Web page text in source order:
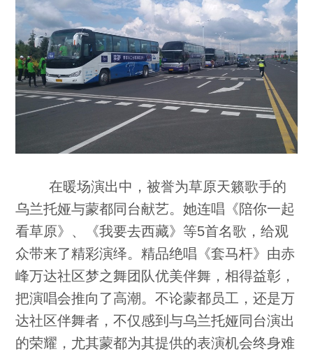
在暖场演出中，被誉为草原天籁歌手的
乌兰托娅与蒙都同台献艺。她连唱《陪你一起
看草原》、《我要去西藏》等5首名歌，给观
众带来了精彩演绎。精品绝唱《套马杆》由赤
峰万达社区梦之舞团队优美伴舞，相得益彰，
把演唱会推向了高潮。不论蒙都员工，还是万
达社区伴舞者，不仅感到与乌兰托娅同台演出
的荣耀，尤其蒙都为其提供的表演机会终身难